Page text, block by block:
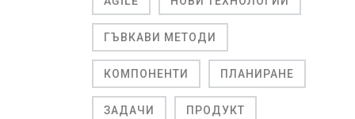
ГЪВКАВИ МЕТОДИ
КОМПОНЕНТИ ПЛАНИРАНЕ
ЗАДАЧИ ПРОДУКТ